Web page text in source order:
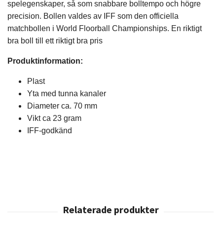
spelegenskaper, så som snabbare bolltempo och högre
precision. Bollen valdes av IFF som den officiella
matchbollen i World Floorball Championships. En riktigt
bra boll till ett riktigt bra pris
Produktinformation:
Plast
Yta med tunna kanaler
Diameter ca. 70 mm
Vikt ca 23 gram
IFF-godkänd